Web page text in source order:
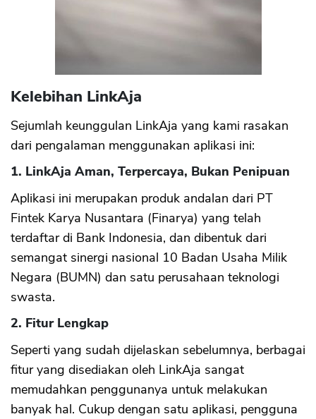
Kelebihan LinkAja
Sejumlah keunggulan LinkAja yang kami rasakan
dari pengalaman menggunakan aplikasi ini:
1. LinkAja Aman, Terpercaya, Bukan Penipuan
Aplikasi ini merupakan produk andalan dari PT
Fintek Karya Nusantara (Finarya) yang telah
terdaftar di Bank Indonesia, dan dibentuk dari
semangat sinergi nasional 10 Badan Usaha Milik
Negara (BUMN) dan satu perusahaan teknologi
swasta.
2. Fitur Lengkap
Seperti yang sudah dijelaskan sebelumnya, berbagai
fitur yang disediakan oleh LinkAja sangat
memudahkan penggunanya untuk melakukan
banyak hal. Cukup dengan satu aplikasi, pengguna